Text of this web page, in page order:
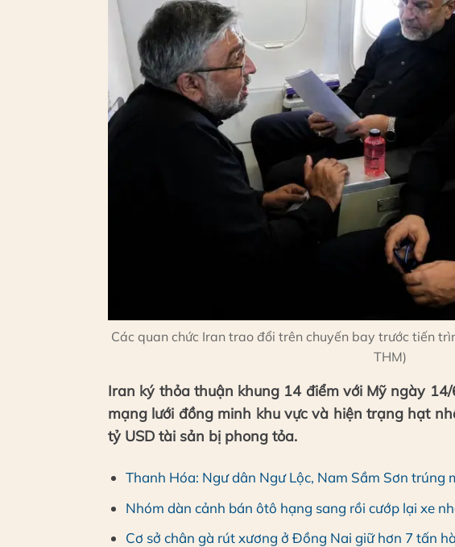
Các quan chức Iran trao đổi trên chuyến bay trước tiến
THM)
Iran ký thỏa thuận khung 14 điểm với Mỹ ngày
mạng lưới đồng minh khu vực và hiện trạng hạt
tỷ USD tài sản bị phong tỏa.
Thanh Hóa: Ngư dân Ngư Lộc, Nam Sầm Sơn trúng
Nhóm dàn cảnh bán ôtô hạng sang rồi cướp lại xe
Cơ sở chân gà rút xương ở Đồng Nai giữ hơn 7 tấn